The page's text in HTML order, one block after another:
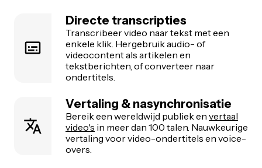
Directe transcripties
Transcribeer video naar tekst met een
enkele klik. Hergebruik audio- of
videocontent als artikelen en
tekstberichten, of converteer naar
ondertitels.
Vertaling & nasynchronisatie
Bereik een wereldwijd publiek en vertaal
video's in meer dan 100 talen. Nauwkeurige
vertaling voor video-ondertitels en voice-
overs.